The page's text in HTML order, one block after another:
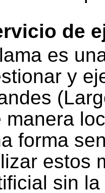
de
es
y
manera
forma
estos
sin